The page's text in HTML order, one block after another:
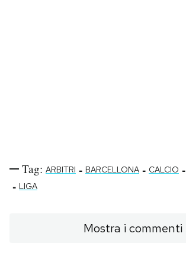
Tag: ARBITRI - BARCELLONA - CALCIO -
- LIGA
Mostra i commenti